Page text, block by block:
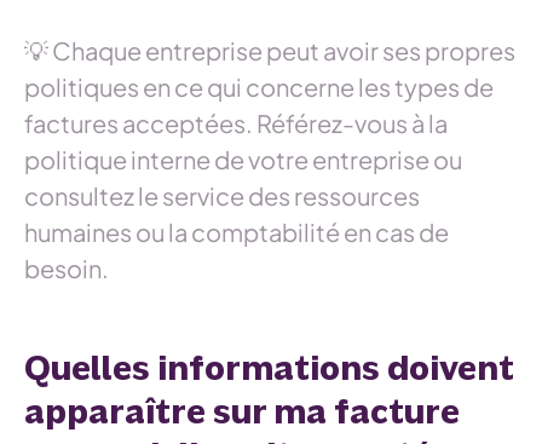
💡 Chaque entreprise peut avoir ses propres
politiques en ce qui concerne les types de
factures acceptées. Référez-vous à la
politique interne de votre entreprise ou
consultez le service des ressources
humaines ou la comptabilité en cas de
besoin.
Quelles informations doivent
apparaître sur ma facture